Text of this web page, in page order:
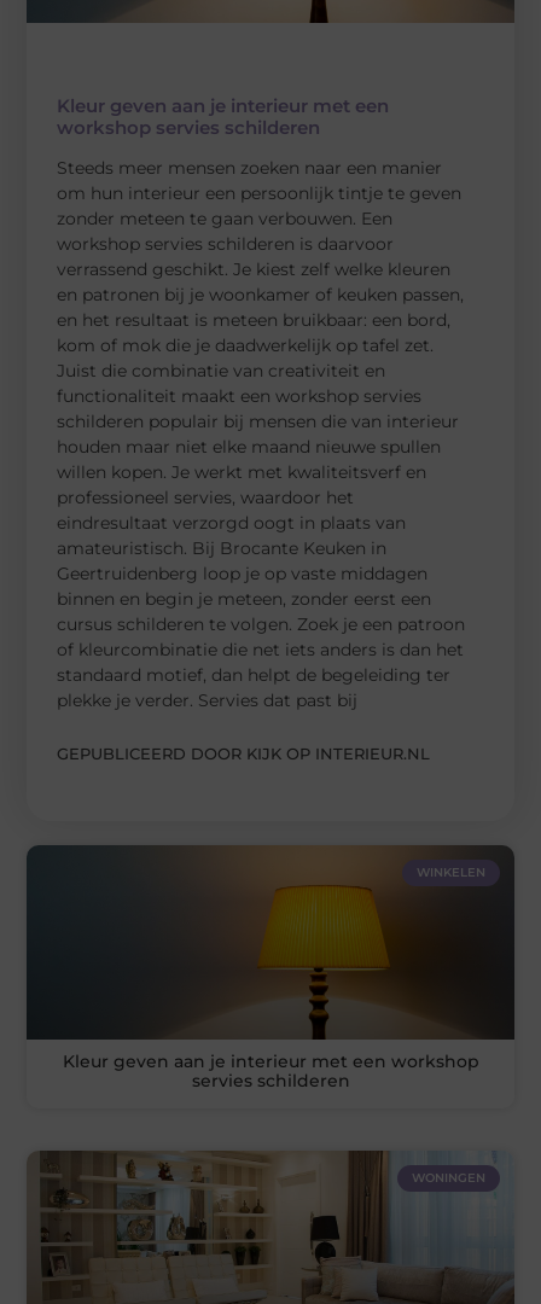
Kleur geven aan je interieur met een
workshop servies schilderen
Steeds meer mensen zoeken naar een manier
om hun interieur een persoonlijk tintje te geven
zonder meteen te gaan verbouwen. Een
workshop servies schilderen is daarvoor
verrassend geschikt. Je kiest zelf welke kleuren
en patronen bij je woonkamer of keuken passen,
en het resultaat is meteen bruikbaar: een bord,
kom of mok die je daadwerkelijk op tafel zet.
Juist die combinatie van creativiteit en
functionaliteit maakt een workshop servies
schilderen populair bij mensen die van interieur
houden maar niet elke maand nieuwe spullen
willen kopen. Je werkt met kwaliteitsverf en
professioneel servies, waardoor het
eindresultaat verzorgd oogt in plaats van
amateuristisch. Bij Brocante Keuken in
Geertruidenberg loop je op vaste middagen
binnen en begin je meteen, zonder eerst een
cursus schilderen te volgen. Zoek je een patroon
of kleurcombinatie die net iets anders is dan het
standaard motief, dan helpt de begeleiding ter
plekke je verder. Servies dat past bij
GEPUBLICEERD DOOR KIJK OP INTERIEUR.NL
WINKELEN
Kleur geven aan je interieur met een workshop
servies schilderen
WONINGEN